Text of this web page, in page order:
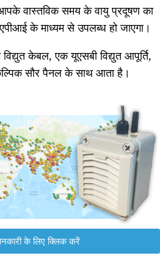
वास्तविक समय के वायु प्रदूषण का
के माध्यम से उपलब्ध हो जाएगा।
केबल, एक यूएसबी विद्युत आपूर्ति,
सौर पैनल के साथ आता है।
के लिए क्लिक करें